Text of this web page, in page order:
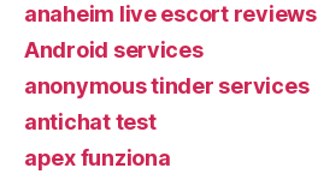
anaheim live escort reviews
Android services
anonymous tinder services
antichat test
apex funziona